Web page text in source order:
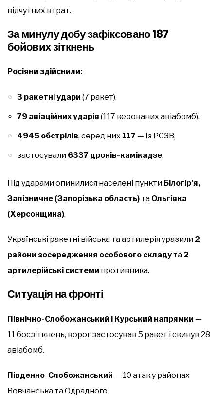
відчутних втрат.
За минулу добу зафіксовано 187
бойових зіткнень
Росіяни здійснили:
3 ракетні удари (7 ракет),
79 авіаційних ударів (117 керованих авіабомб),
4945 обстрілів, серед них 117 — із РСЗВ,
застосували 6337 дронів-камікадзе.
Під ударами опинилися населені пункти Білогір’я,
Залізничне (Запорізька область) та Ольгівка
(Херсонщина).
Українські ракетні війська та артилерія уразили 2
райони зосередження особового складу та 2
артилерійські системи противника.
Ситуація на фронті
Північно-Слобожанський і Курський напрямки —
11 боєзіткнень, ворог застосував 5 ракет і скинув 28
авіабомб.
Південно-Слобожанський — 10 атак у районах
Вовчанська та Одрадного.